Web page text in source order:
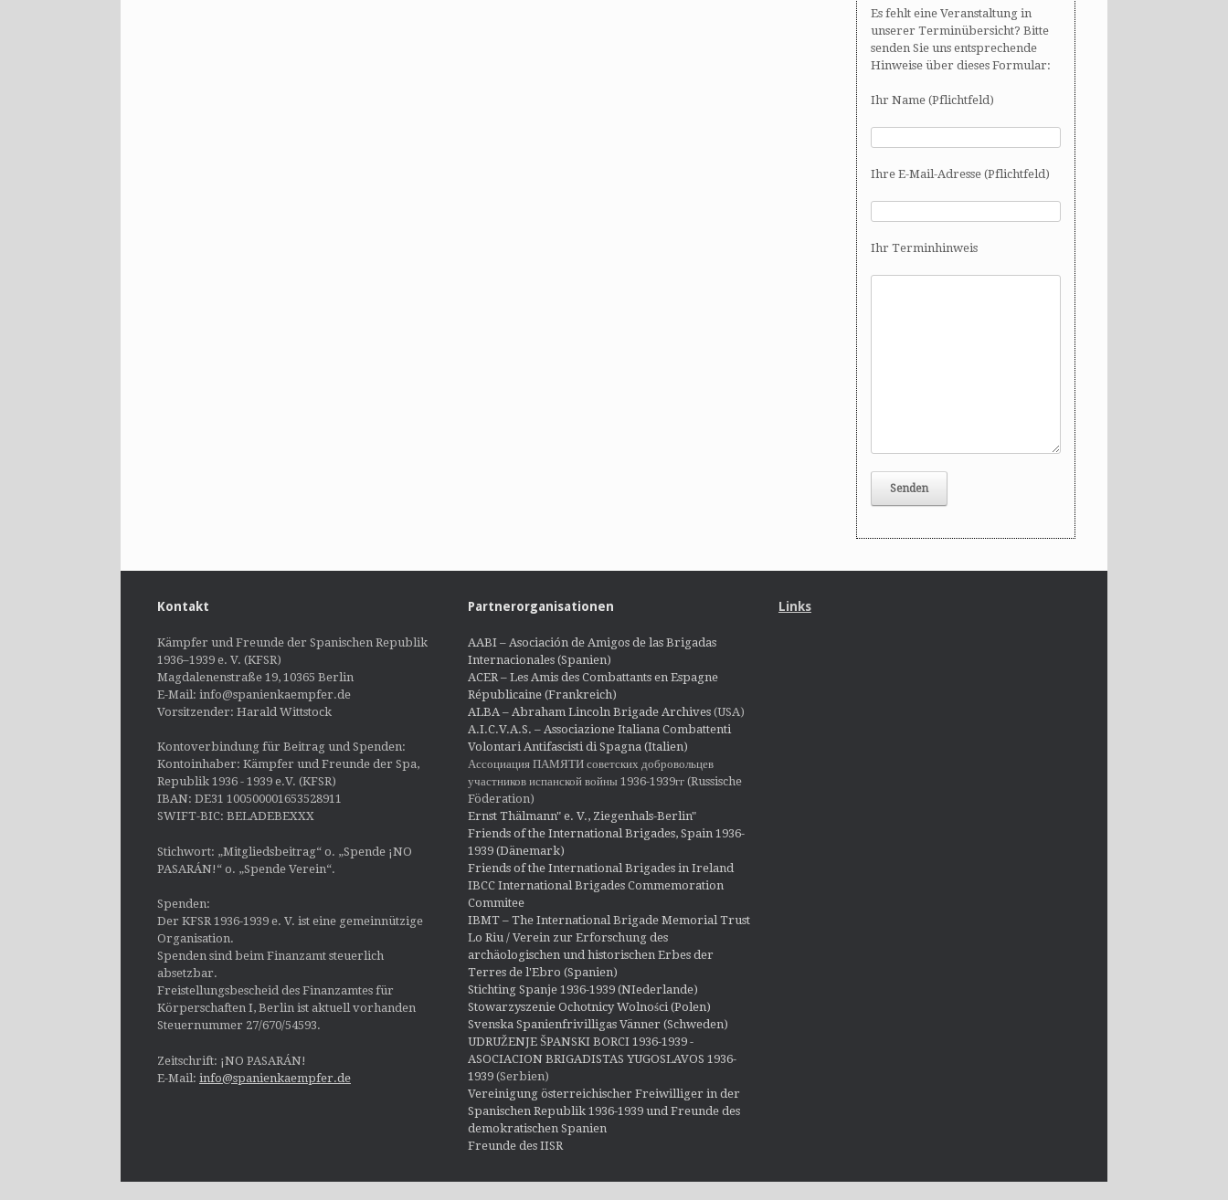
Es fehlt eine Veranstaltung in
unserer Terminübersicht? Bitte
senden Sie uns entsprechende
Hinweise über dieses Formular:
Ihr Name (Pflichtfeld)
Ihre E-Mail-Adresse (Pflichtfeld)
Ihr Terminhinweis
Kontakt
Kämpfer und Freunde der Spanischen Republik
1936–1939 e. V. (KFSR)
Magdalenenstraße 19, 10365 Berlin
E-Mail: info@spanienkaempfer.de
Vorsitzender: Harald Wittstock
Kontoverbindung für Beitrag und Spenden:
Kontoinhaber: Kämpfer und Freunde der Spa,
Republik 1936 - 1939 e.V. (KFSR)
IBAN: DE31 100500001653528911
SWIFT-BIC: BELADEBEXXX
Stichwort: „Mitgliedsbeitrag“ o. „Spende ¡NO
PASARÁN!“ o. „Spende Verein“.
Spenden:
Der KFSR 1936-1939 e. V. ist eine gemeinnützige
Organisation.
Spenden sind beim Finanzamt steuerlich
absetzbar.
Freistellungsbescheid des Finanzamtes für
Körperschaften I, Berlin ist aktuell vorhanden
Steuernummer 27/670/54593.
Zeitschrift: ¡NO PASARÁN!
E-Mail: info@spanienkaempfer.de
Partnerorganisationen
AABI – Asociación de Amigos de las Brigadas
Internacionales (Spanien)
ACER – Les Amis des Combattants en Espagne
Républicaine (Frankreich)
ALBA – Abraham Lincoln Brigade Archives(USA)
A.I.C.V.A.S. – Associazione Italiana Combattenti
Volontari Antifascisti di Spagna (Italien)
Ассоциация ПАМЯТИ советских добровольцев
участников испанской войны 1936-1939гг (Russische
Föderation)
Ernst Thälmann" e. V., Ziegenhals-Berlin"
Friends of the International Brigades, Spain 1936-
1939 (Dänemark)
Friends of the International Brigades in Ireland
IBCC International Brigades Commemoration
Commitee
IBMT – The International Brigade Memorial Trust
Lo Riu / Verein zur Erforschung des
archäologischen und historischen Erbes der
Terres de l'Ebro (Spanien)
Stichting Spanje 1936-1939 (NIederlande)
Stowarzyszenie Ochotnicy Wolności (Polen)
Svenska Spanienfrivilligas Vänner (Schweden)
UDRUŽENJE ŠPANSKI BORCI 1936-1939 -
ASOCIACION BRIGADISTAS YUGOSLAVOS 1936-
1939(Serbien)
Vereinigung österreichischer Freiwilliger in der
Spanischen Republik 1936-1939 und Freunde des
demokratischen Spanien
Freunde des IISR
Links